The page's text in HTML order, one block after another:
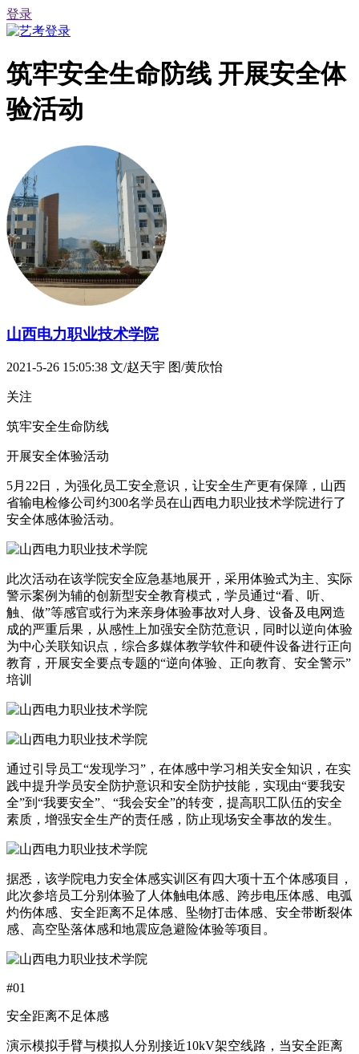
登录
筑牢安全生命防线 开展安全体
验活动
山西电力职业技术学院
2021-5-26 15:05:38 文/赵天宇 图/黄欣怡
关注
筑牢安全生命防线
开展安全体验活动
5月22日，为强化员工安全意识，让安全生产更有保障，山西
省输电检修公司约300名学员在山西电力职业技术学院进行了
安全体感体验活动。
此次活动在该学院安全应急基地展开，采用体验式为主、实际
警示案例为辅的创新型安全教育模式，学员通过“看、听、
触、做”等感官或行为来亲身体验事故对人身、设备及电网造
成的严重后果，从感性上加强安全防范意识，同时以逆向体验
为中心关联知识点，综合多媒体教学软件和硬件设备进行正向
教育，开展安全要点专题的“逆向体验、正向教育、安全警示”
培训
通过引导员工“发现学习”，在体感中学习相关安全知识，在实
践中提升学员安全防护意识和安全防护技能，实现由“要我安
全”到“我要安全”、“我会安全”的转变，提高职工队伍的安全
素质，增强安全生产的责任感，防止现场安全事故的发生。
据悉，该学院电力安全体感实训区有四大项十五个体感项目，
此次参培员工分别体验了人体触电体感、跨步电压体感、电弧
灼伤体感、安全距离不足体感、坠物打击体感、安全带断裂体
感、高空坠落体感和地震应急避险体验等项目。
#01
安全距离不足体感
演示模拟手臂与模拟人分别接近10kV架空线路，当安全距离